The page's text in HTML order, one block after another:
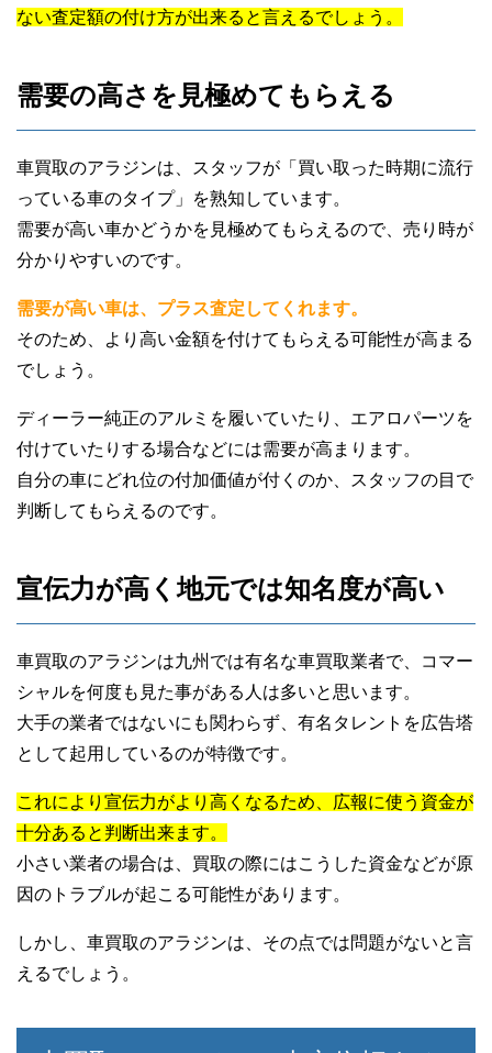
ない査定額の付け方が出来ると言えるでしょう。
需要の高さを見極めてもらえる
車買取のアラジンは、スタッフが「買い取った時期に流行
っている車のタイプ」を熟知しています。
需要が高い車かどうかを見極めてもらえるので、売り時が
分かりやすいのです。
需要が高い車は、プラス査定してくれます。
そのため、より高い金額を付けてもらえる可能性が高まる
でしょう。
ディーラー純正のアルミを履いていたり、エアロパーツを
付けていたりする場合などには需要が高まります。
自分の車にどれ位の付加価値が付くのか、スタッフの目で
判断してもらえるのです。
宣伝力が高く地元では知名度が高い
車買取のアラジンは九州では有名な車買取業者で、コマー
シャルを何度も見た事がある人は多いと思います。
大手の業者ではないにも関わらず、有名タレントを広告塔
として起用しているのが特徴です。
これにより宣伝力がより高くなるため、広報に使う資金が
十分あると判断出来ます。
小さい業者の場合は、買取の際にはこうした資金などが原
因のトラブルが起こる可能性があります。
しかし、車買取のアラジンは、その点では問題がないと言
えるでしょう。